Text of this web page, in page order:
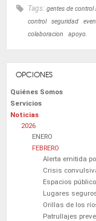
Tags: gentes de control
control
seguridad
colaboracion
apoyo.
OPCIONES
Quiénes Somos
Servicios
Noticias
2026
ENERO
FEBRERO
Alerta emitida
Crisis
Espacios
Lugares
Orillas de los
Patrullajes